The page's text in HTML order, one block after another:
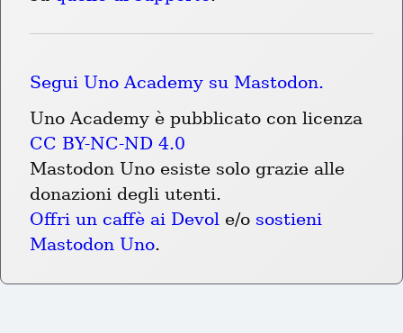
Segui Uno Academy su Mastodon.
CC BY-NC-ND 4.0
Mastodon Uno esiste solo grazie alle
donazioni degli utenti.
Offri un caffè ai Devol e/o sostieni
Mastodon Uno.